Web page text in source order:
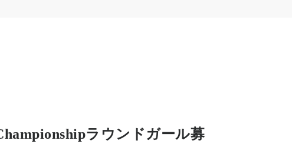
ラウンドガール募